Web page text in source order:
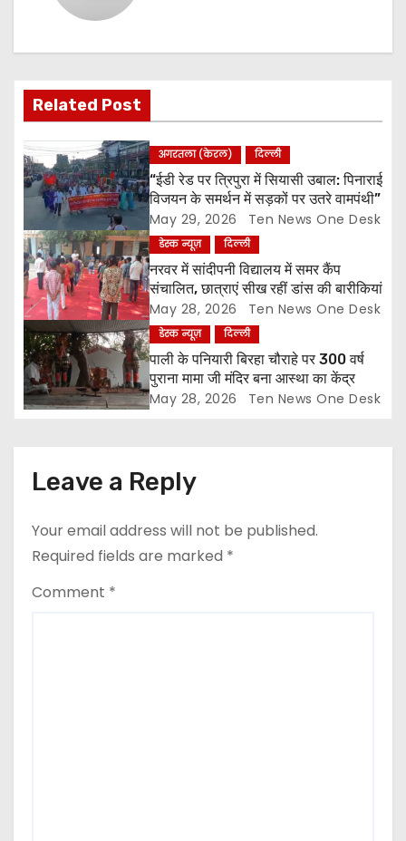
v
g
a
t
i
o
n
Related Post
अगरतला (केरल) दिल्ली
“ईडी रेड पर त्रिपुरा में सियासी उबाल: पिनाराई
विजयन के समर्थन में सड़कों पर उतरे वामपंथी”
May 29, 2026 Ten News One Desk
डेस्क न्यूज़ दिल्ली
नरवर में सांदीपनी विद्यालय में समर कैंप
संचालित, छात्राएं सीख रहीं डांस की बारीकियां
May 28, 2026 Ten News One Desk
डेस्क न्यूज़ दिल्ली
पाली के पनियारी बिरहा चौराहे पर 300 वर्ष
पुराना मामा जी मंदिर बना आस्था का केंद्र
May 28, 2026 Ten News One Desk
Leave a Reply
Your email address will not be published.
Required fields are marked *
Comment *